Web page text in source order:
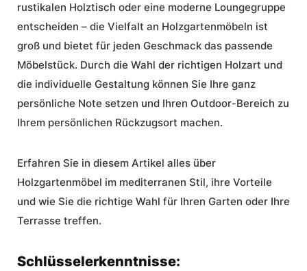
rustikalen Holztisch oder eine moderne Loungegruppe
entscheiden – die Vielfalt an Holzgartenmöbeln ist
groß und bietet für jeden Geschmack das passende
Möbelstück. Durch die Wahl der richtigen Holzart und
die individuelle Gestaltung können Sie Ihre ganz
persönliche Note setzen und Ihren Outdoor-Bereich zu
Ihrem persönlichen Rückzugsort machen.
Erfahren Sie in diesem Artikel alles über
Holzgartenmöbel im mediterranen Stil, ihre Vorteile
und wie Sie die richtige Wahl für Ihren Garten oder Ihre
Terrasse treffen.
Schlüsselerkenntnisse: